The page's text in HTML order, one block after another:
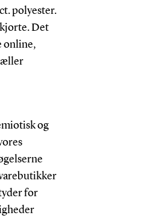
polyester.
Det
online,
og
for